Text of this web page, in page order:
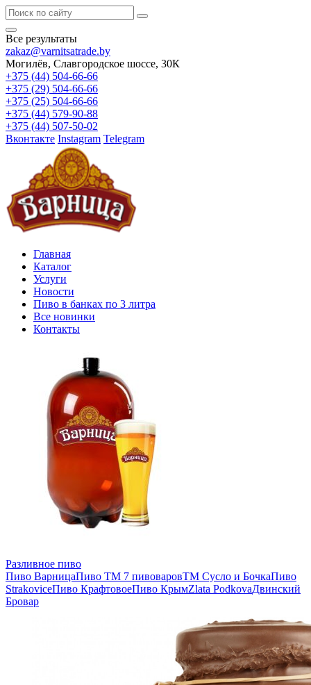
Все результаты
zakaz@varnitsatrade.by
Могилёв, Славгородское шоссе, 30К
+375 (44) 504-66-66
+375 (29) 504-66-66
+375 (25) 504-66-66
+375 (44) 579-90-88
+375 (44) 507-50-02
Вконтакте Instagram Telegram
Главная
Каталог
Услуги
Новости
Пиво в банках по 3 литра
Все новинки
Контакты
Разливное пиво
Пиво ВарницаПиво ТМ 7 пивоваровТМ Сусло и БочкаПиво
StrakoviceПиво КрафтовоеПиво КрымZlata PodkovaДвинский
Бровар